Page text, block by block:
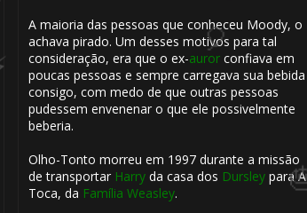
A maioria das pessoas que conheceu Moody, o
achava pirado. Um desses motivos para tal
consideração, era que o ex-aurorconfiava em
poucas pessoas e sempre carregava sua bebida
consigo, com medo de que outras pessoas
pudessem envenenar o que ele possivelmente
beberia.
Olho-Tonto morreu em 1997 durante a missão
de transportar Harryda casa dos Dursleypara A
Toca, da Família Weasley.